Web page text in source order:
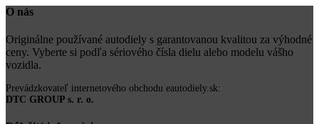
O nás
Originálne používané autodiely s garantovanou kvalitou za výhodné
ceny. Vyberte si podľa sériového čísla dielu alebo modelu vášho
vozidla.
Prevádzkovateľ internetového obchodu eautodiely.sk:
DTC GROUP s. r. o.